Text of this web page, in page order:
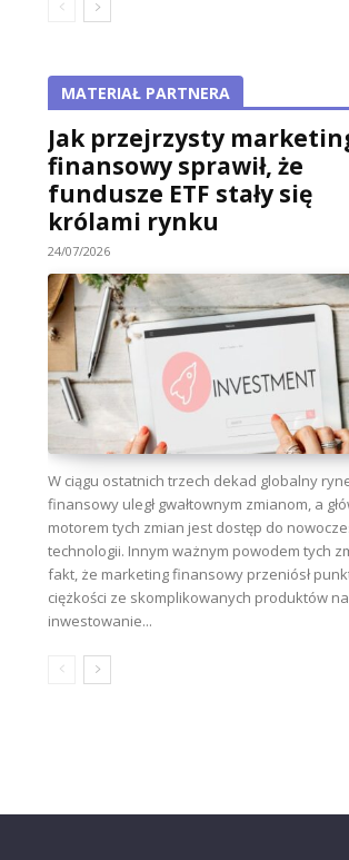
MATERIAŁ PARTNERA
Jak przejrzysty
finansowy sprawił, że
fundusze ETF stały się
królami rynku
24/07/2026
W ciągu ostatnich trzech dekad globalny
finansowy uległ gwałtownym zmianom, a
motorem tych zmian jest dostęp do
technologii. Innym ważnym powodem tych
fakt, że marketing finansowy przeniósł
ciężkości ze skomplikowanych produktów
inwestowanie...